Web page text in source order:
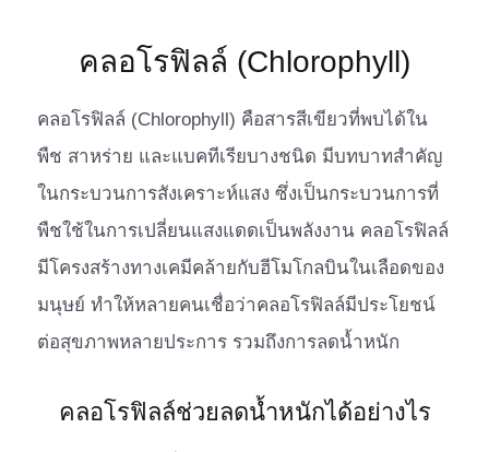
คลอโรฟิลล์ (Chlorophyll)
คลอโรฟิลล์ (Chlorophyll) คือสารสีเขียวที่พบได้ใน
พืช สาหร่าย และแบคทีเรียบางชนิด มีบทบาทสำคัญ
ในกระบวนการสังเคราะห์แสง ซึ่งเป็นกระบวนการที่
พืชใช้ในการเปลี่ยนแสงแดดเป็นพลังงาน คลอโรฟิลล์
มีโครงสร้างทางเคมีคล้ายกับฮีโมโกลบินในเลือดของ
มนุษย์ ทำให้หลายคนเชื่อว่าคลอโรฟิลล์มีประโยชน์
ต่อสุขภาพหลายประการ รวมถึงการลดน้ำหนัก
คลอโรฟิลล์ช่วยลดน้ำหนักได้อย่างไร